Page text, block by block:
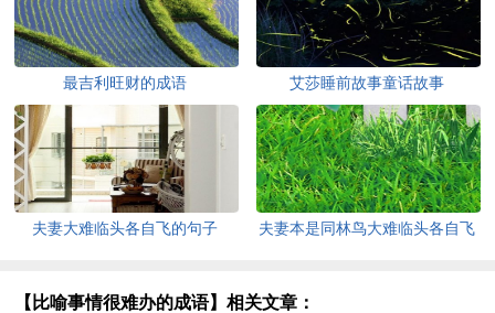
最吉利旺财的成语 艾莎睡前故事童话故事
夫妻大难临头各自飞的句子 夫妻本是同林鸟大难临头各自飞
【比喻事情很难办的成语】相关文章：